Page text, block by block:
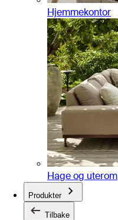
Hjemmekontor
Hage og uterom
Produkter
Tilbake